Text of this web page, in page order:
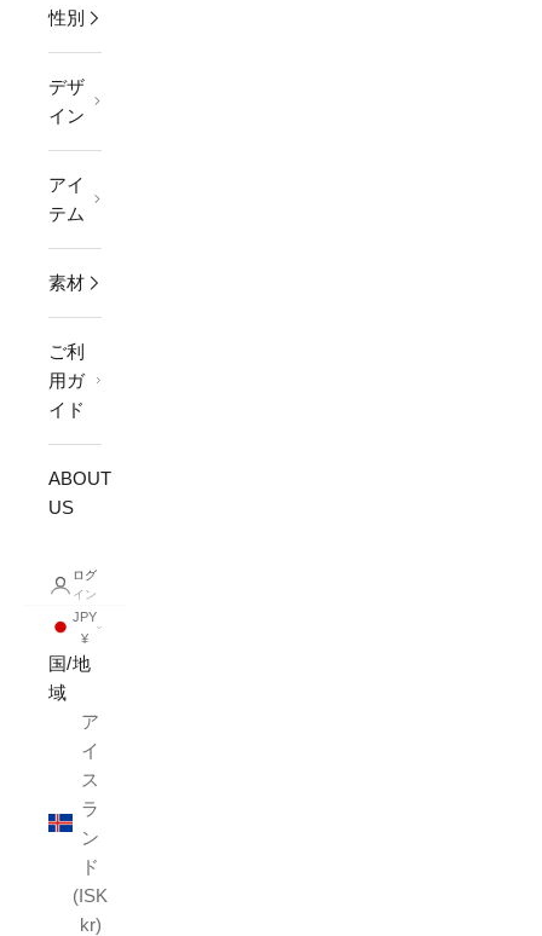
性別
デザ
イン
アイ
テム
素材
ご利
用ガ
イド
ABOUT
US
ログ
イン
JPY
¥
国/地
域
ア
イ
ス
ラ
ン
ド
(ISK
kr)